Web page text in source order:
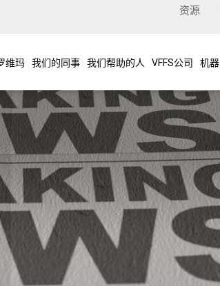
资源
维玛 我们的同事 我们帮助的人 VFFS公司 机器